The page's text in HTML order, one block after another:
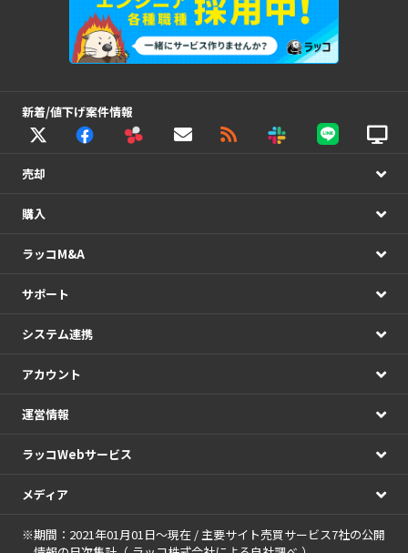
新着/値下げ案件情報
売却
購入
ラッコM&A
サポート
システム連携
アカウント
運営情報
ラッコWebサービス
メディア
※期間：2021年01月01日～現在 / 主要サイト売買サービス7社の公開